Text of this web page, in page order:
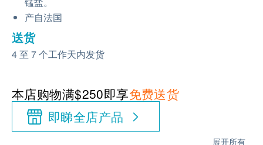
产自法国
送货
4 至 7 个工作天内发货
本店购物满$250即享免费送货
即睇全店产品
展开所有